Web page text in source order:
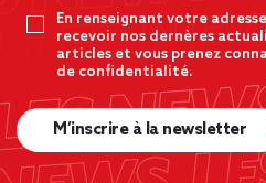
En renseignant votre
recevoir nos dernères
articles et vous prenez
de confidentialité.
M’inscrire à la newsletter